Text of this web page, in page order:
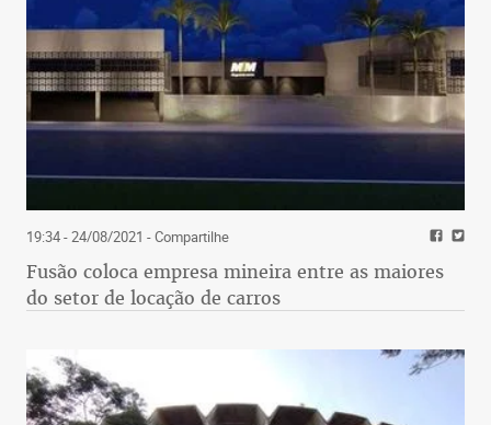
19:34 - 24/08/2021 - Compartilhe
Fusão coloca empresa mineira entre as maiores
do setor de locação de carros